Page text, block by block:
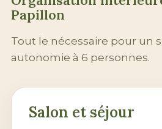
Papillon
Tout le nécessaire pour un
autonomie à 6 personnes.
Salon et séjour